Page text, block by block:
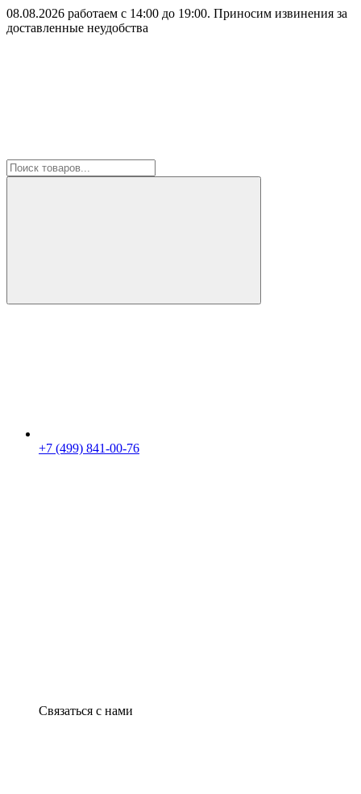
08.08.2026 работаем с 14:00 до 19:00. Приносим извинения за
доставленные неудобства
+7 (499) 841-00-76
Связаться с нами